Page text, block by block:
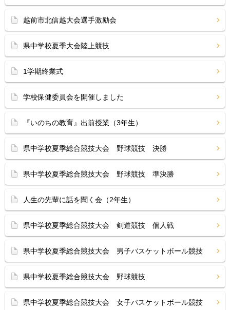
越前市北信越大会選手激励会
県中学校夏季大会陸上競技
1学期終業式
学校保健委員会を開催しました
『いのちの教育』出前授業（3年生）
県中学校夏季総合競技大会 野球競技 決勝
県中学校夏季総合競技大会 野球競技 準決勝
人生の先輩に話を聞く会（2年生）
県中学校夏季総合競技大会 剣道競技 個人戦
県中学校夏季総合競技大会 男子バスケットボール競技
県中学校夏季総合競技大会 野球競技
県中学校夏季総合競技大会 女子バスケットボール競技